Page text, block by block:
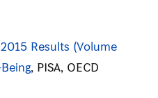
Results (Volume
, PISA, OECD